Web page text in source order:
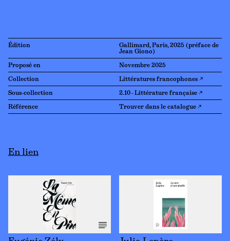
Édition
Gallimard, Paris, 2025 (préface de
Jean Giono)
Proposé en Novembre 2025
Collection Littératures francophones ↗
Sous-collection 2.10 - Littérature française ↗
Référence Trouver dans le catalogue ↗
En lien